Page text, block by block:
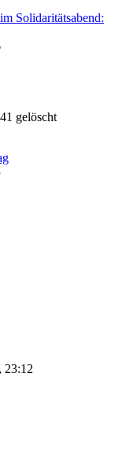
Solidaritätsabend:
gelöscht
23:12